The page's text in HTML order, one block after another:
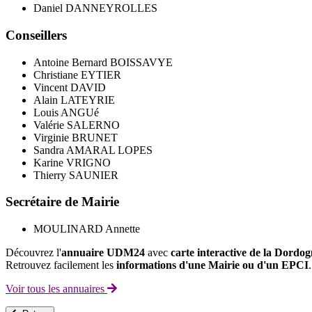
Daniel DANNEYROLLES
Conseillers
Antoine Bernard BOISSAVYE
Christiane EYTIER
Vincent DAVID
Alain LATEYRIE
Louis ANGUé
Valérie SALERNO
Virginie BRUNET
Sandra AMARAL LOPES
Karine VRIGNO
Thierry SAUNIER
Secrétaire de Mairie
MOULINARD Annette
Découvrez l'annuaire UDM24 avec carte interactive de la
Retrouvez facilement les informations d'une Mairie ou d'un EPCI.
Voir tous les annuaires